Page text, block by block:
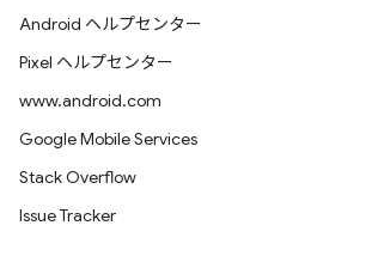
Android ヘルプセンター
Pixel ヘルプセンター
www.android.com
Google Mobile Services
Stack Overflow
Issue Tracker